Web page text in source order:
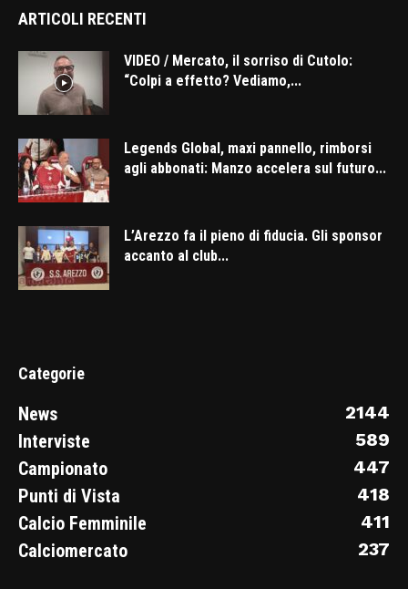
ARTICOLI RECENTI
VIDEO / Mercato, il sorriso di Cutolo:
“Colpi a effetto? Vediamo,...
Legends Global, maxi pannello, rimborsi
agli abbonati: Manzo accelera sul futuro...
L’Arezzo fa il pieno di fiducia. Gli sponsor
accanto al club...
Categorie
News
2144
Interviste
589
Campionato
447
Punti di Vista
418
Calcio Femminile
411
Calciomercato
237